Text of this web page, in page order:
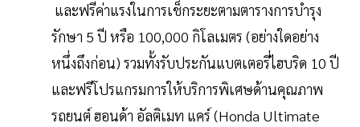
และฟรีค่าแรงในการเช็กระยะตามตารางการบำรุง
รักษา 5 ปี หรือ 100,000 กิโลเมตร (อย่างใดอย่าง
หนึ่งถึงก่อน) รวมทั้งรับประกันแบตเตอรี่ไฮบริด 10 ปี
และฟรีโปรแกรมการให้บริการพิเศษด้านคุณภาพ
รถยนต์ ฮอนด้า อัลติเมท แคร์ (Honda Ultimate